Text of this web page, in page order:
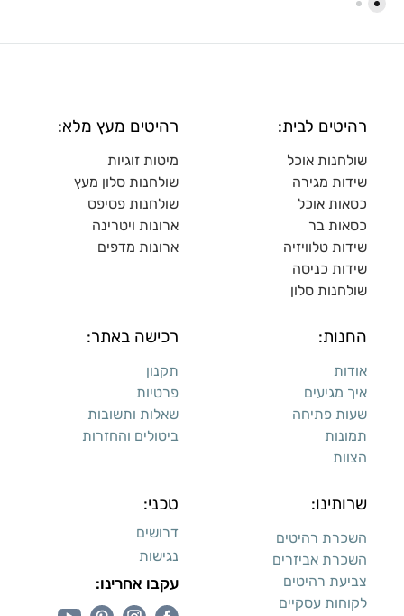
רהיטים לבית:
שולחנות אוכל
שידות מגירה
כסאות אוכל
כסאות בר
שידות טלוויזיה
שידות כניסה
שולחנות סלון
רהיטים מעץ מלא:
מיטות זוגיות
שולחנות סלון מעץ
שולחנות פסיפס
ארונות ויטרינה
ארונות מדפים
החנות:
אודות
איך מגיעים
שעות פתיחה
תמונות
הצוות
רכישה באתר:
תקנון
פרטיות
שאלות ותשובות
ביטולים והחזרות
שרותינו:
השכרת רהיטים
השכרת אביזרים
צביעת רהיטים
לקוחות עסקיים
טכני:
דרושים
נגישות
עקבו אחרינו: